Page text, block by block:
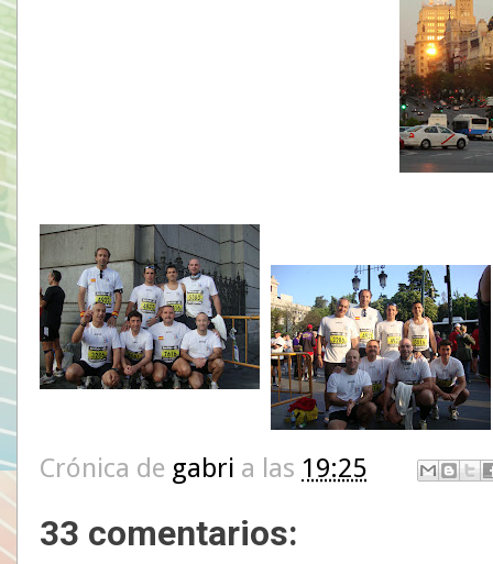
Crónica de gabri a las 19:25
33 comentarios: